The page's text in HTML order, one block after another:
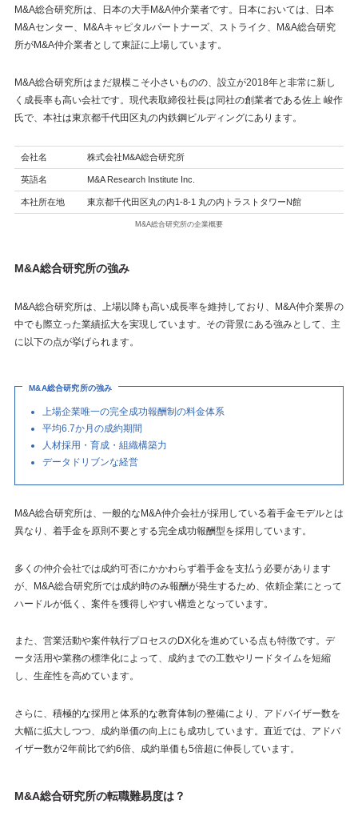
M&A総合研究所は、日本の大手M&A仲介業者です。日本においては、日本
M&Aセンター、M&Aキャピタルパートナーズ、ストライク、M&A総合研究
所がM&A仲介業者として東証に上場しています。
M&A総合研究所はまだ規模こそ小さいものの、設立が2018年と非常に新し
く成長率も高い会社です。現代表取締役社長は同社の創業者である佐上 峻作
氏で、本社は東京都千代田区丸の内鉄鋼ビルディングにあります。
会社名 株式会社M&A総合研究所
英語名 M&A Research Institute Inc.
本社所在地 東京都千代田区丸の内1-8-1 丸の内トラストタワーN館
M&A総合研究所の企業概要
M&A総合研究所の強み
M&A総合研究所は、上場以降も高い成長率を維持しており、M&A仲介業界の
中でも際立った業績拡大を実現しています。その背景にある強みとして、主
に以下の点が挙げられます。
M&A総合研究所の強み
上場企業唯一の完全成功報酬制の料金体系
平均6.7か月の成約期間
人材採用・育成・組織構築力
データドリブンな経営
M&A総合研究所は、一般的なM&A仲介会社が採用している着手金モデルとは
異なり、着手金を原則不要とする完全成功報酬型を採用しています。
多くの仲介会社では成約可否にかかわらず着手金を支払う必要があります
が、M&A総合研究所では成約時のみ報酬が発生するため、依頼企業にとって
ハードルが低く、案件を獲得しやすい構造となっています。
また、営業活動や案件執行プロセスのDX化を進めている点も特徴です。デ
ータ活用や業務の標準化によって、成約までの工数やリードタイムを短縮
し、生産性を高めています。
さらに、積極的な採用と体系的な教育体制の整備により、アドバイザー数を
大幅に拡大しつつ、成約単価の向上にも成功しています。直近では、アドバ
イザー数が2年前比で約6倍、成約単価も5倍超に伸長しています。
M&A総合研究所の転職難易度は？